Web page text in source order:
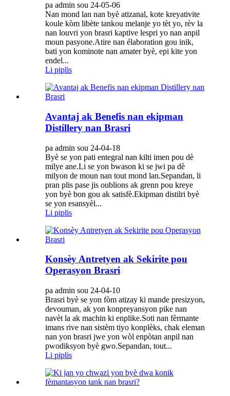
pa admin sou 24-05-06
Nan mond lan nan byè atizanal, kote kreyativite
koule kòm libète tankou melanje yo tèt yo, rèv la
nan louvri yon brasri kaptive lespri yo nan anpil
moun pasyone.Atire nan élaboration gou inik,
bati yon kominote nan amater byè, epi kite yon
endel...
Li piplis
Avantaj ak Benefis nan ekipman
Distillery nan Brasri
pa admin sou 24-04-18
Byè se yon pati entegral nan kilti imen pou dè
milye ane.Li se yon bwason ki se jwi pa dè
milyon de moun nan tout mond lan.Sepandan, li
pran plis pase jis oublions ak grenn pou kreye
yon byè bon gou ak satisfè.Ekipman distilri byè
se yon esansyèl...
Li piplis
Konsèy Antretyen ak Sekirite pou
Operasyon Brasri
pa admin sou 24-04-10
Brasri byè se yon fòm atizay ki mande presizyon,
devouman, ak yon konpreyansyon pike nan
navèt la ak machin ki enplike.Soti nan fèrmante
imans rive nan sistèm tiyo konplèks, chak eleman
nan yon brasri jwe yon wòl enpòtan anpil nan
pwodiksyon byè gwo.Sepandan, tout...
Li piplis